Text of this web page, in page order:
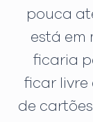
pouca
está em
ficaria
ficar livre
de